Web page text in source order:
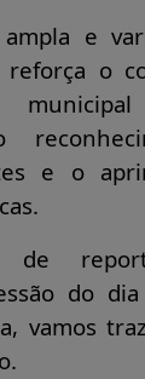
e
reforça o
e o
de
do
vamos